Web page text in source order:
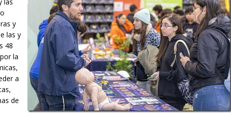
las
y
las y
48
la
a
de